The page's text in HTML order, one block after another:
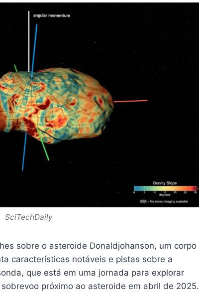
SciTechDaily
sobre o asteroide Donaldjohanson, um corpo
características notáveis e pistas sobre a
que está em uma jornada para explorar
próximo ao asteroide em abril de 2025.